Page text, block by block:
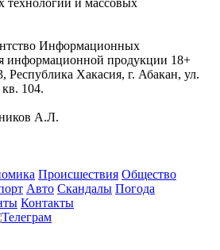
технологий и массовых
Информационных
информационной продукции 18+
Республика Хакасия, г. Абакан, ул.
104.
А.Л.
Происшествия Общество
Авто Скандалы Погода
Контакты